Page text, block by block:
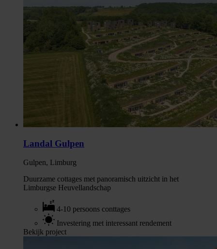
Landal Gulpen
Gulpen, Limburg
Duurzame cottages met panoramisch uitzicht in het
Limburgse Heuvellandschap
4-10 persoons conttages
Investering met interessant rendement
Bekijk project